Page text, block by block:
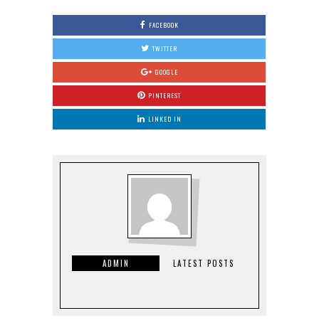
FACEBOOK
TWITTER
GOOGLE
PINTEREST
LINKED IN
ADMIN LATEST POSTS